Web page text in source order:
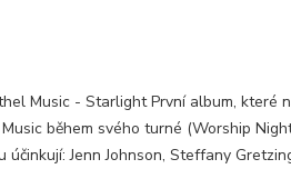
Music - Starlight První album, které
během svého turné (Worship
účinkují: Jenn Johnson, Steffany